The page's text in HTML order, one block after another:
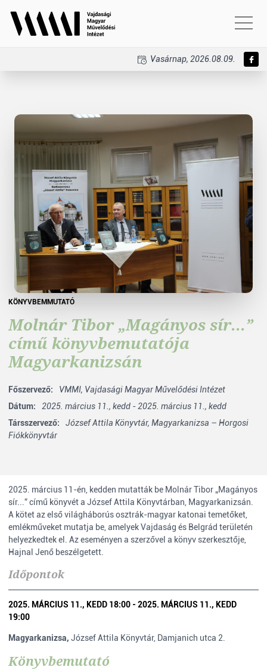
Vasárnap, 2026.08.09.
KÖNYVBEMMUTATÓ
Molnár Tibor „Magányos sír...”
című könyvbemutatója
Magyarkanizsán
Főszervező: VMMI, Vajdasági Magyar Művelődési Intézet
Dátum:
2025. március 11., kedd - 2025. március 11., kedd
Társszervező:
József Attila Könyvtár, Magyarkanizsa – Horgosi
Fiókkönyvtár
2025. március 11-én, kedden mutatták be Molnár Tibor „Magányos
sír...” című könyvét a József Attila Könyvtárban, Magyarkanizsán.
A kötet az első világháborús osztrák-magyar katonai temetőket,
emlékműveket mutatja be, amelyek Vajdaság és Belgrád területén
helyezkedtek el. Az eseményen a szerzővel a könyv szerkesztője,
Hajnal Jenő beszélgetett.
Időpontok
2025. MÁRCIUS 11., KEDD 18:00 - 2025. MÁRCIUS 11., KEDD
19:00
Magyarkanizsa, József Attila Könyvtár, Damjanich utca 2.
Könyvbemutató